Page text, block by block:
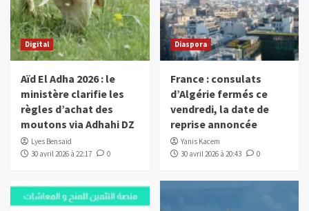
Digital
Aïd El Adha 2026 : le
ministère clarifie les
règles d’achat des
moutons via Adhahi DZ
Lyes Bensaïd
30 avril 2026 à 22:17
0
Diaspora
France : consulats
d’Algérie fermés ce
vendredi, la date de
reprise annoncée
Yanis Kacem
30 avril 2026 à 20:43
0